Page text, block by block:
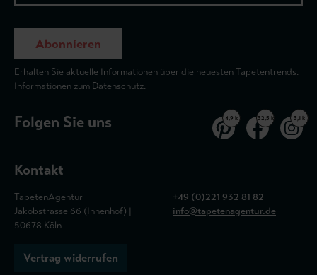
Abonnieren
Erhalten Sie aktuelle Informationen über die neuesten Tapetentrends.
Informationen zum Datenschutz.
Folgen Sie uns 4,9 k 32,5 k 3,1 k
Kontakt
TapetenAgentur
Jakobstrasse 66 (Innenhof) |
50678 Köln
+49 (0)221 932 81 82
info@tapetenagentur.de
Vertrag widerrufen